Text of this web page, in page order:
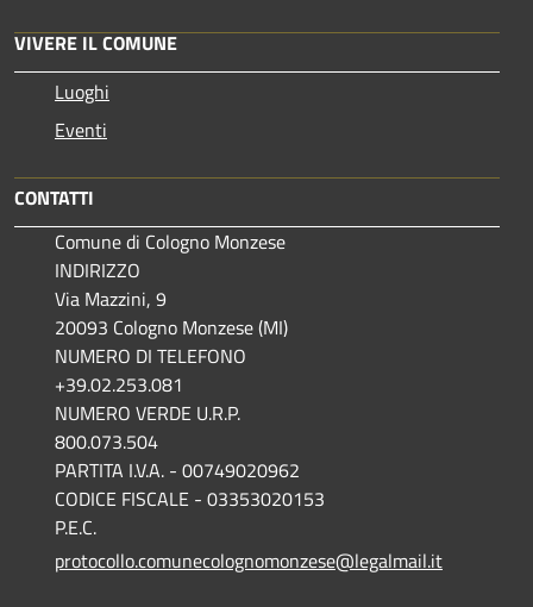
VIVERE IL COMUNE
Luoghi
Eventi
CONTATTI
Comune di Cologno Monzese
INDIRIZZO
Via Mazzini, 9
20093 Cologno Monzese (MI)
NUMERO DI TELEFONO
+39.02.253.081
NUMERO VERDE U.R.P.
800.073.504
PARTITA I.V.A. - 00749020962
CODICE FISCALE - 03353020153
P.E.C.
protocollo.comunecolognomonzese@legalmail.it